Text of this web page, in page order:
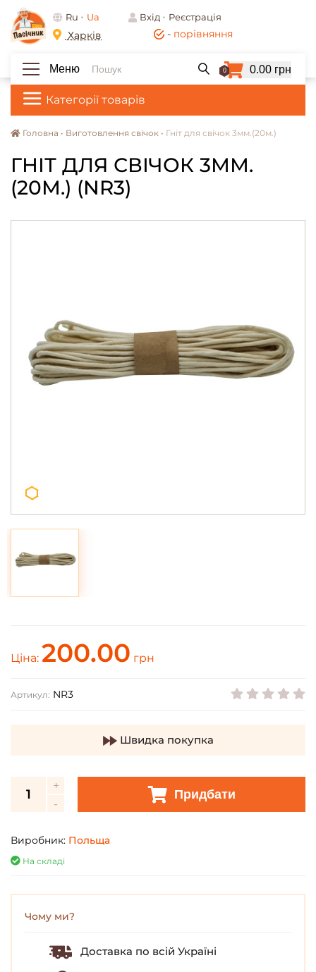
- порівняння
Ru Ua Вхід Реєстрація
Харків
Категорії товарів
Меню 0 0.00 грн
Головна • Виготовлення свічок • Гніт для свічок 3мм.(20м.)
ГНІТ ДЛЯ СВІЧОК 3ММ.
(20М.) (NR3)
Ціна: 200.00 грн
Артикул: NR3
Швидка покупка
Придбати
Виробник: Польща
На складі
Чому ми?
Доставка по всій Україні